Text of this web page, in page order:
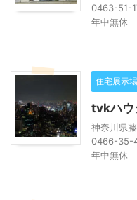
0463-51-
年中無休
住宅展示場
tvkハウ
神奈川県
0466-35-
年中無休